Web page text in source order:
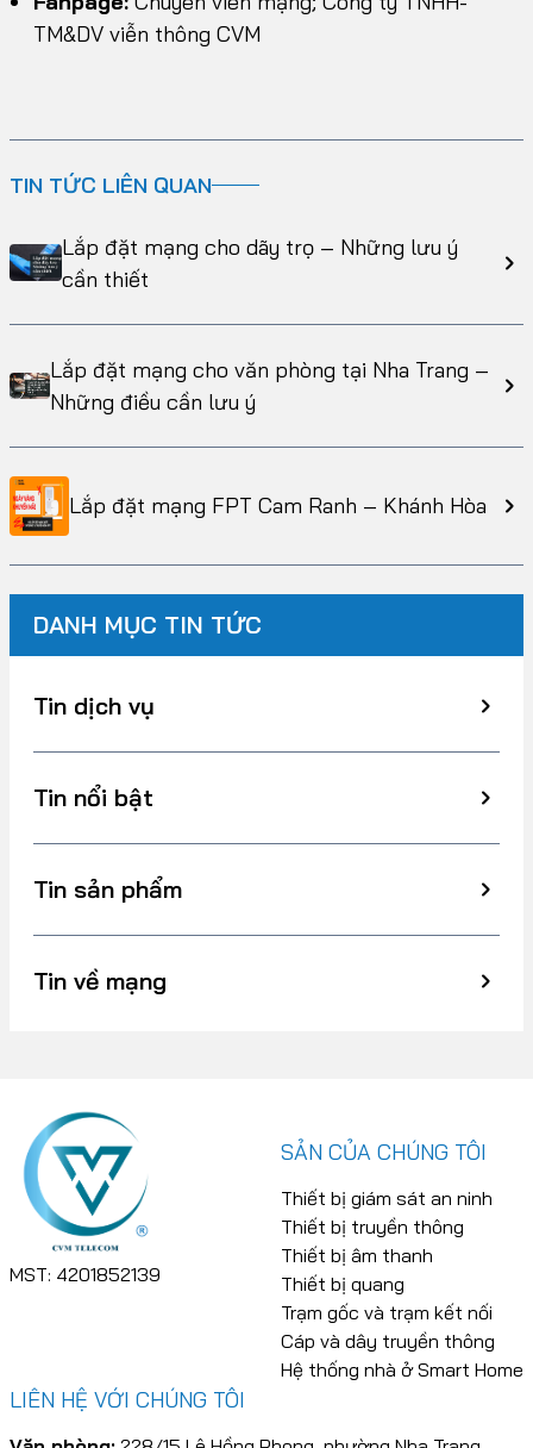
TM&DV viễn thông CVM
TIN TỨC LIÊN QUAN
Lắp đặt mạng cho dãy trọ – Những lưu ý
cần thiết
Lắp đặt mạng cho văn phòng tại Nha Trang –
Những điều cần lưu ý
Lắp đặt mạng FPT Cam Ranh – Khánh Hòa
DANH MỤC TIN TỨC
Tin dịch vụ
Tin nổi bật
Tin sản phẩm
Tin về mạng
MST: 4201852139
SẢN CỦA CHÚNG TÔI
Thiết bị giám sát an ninh
Thiết bị truyền thông
Thiết bị âm thanh
Thiết bị quang
Trạm gốc và trạm kết nối
Cáp và dây truyền thông
Hệ thống nhà ở Smart Home
LIÊN HỆ VỚI CHÚNG TÔI